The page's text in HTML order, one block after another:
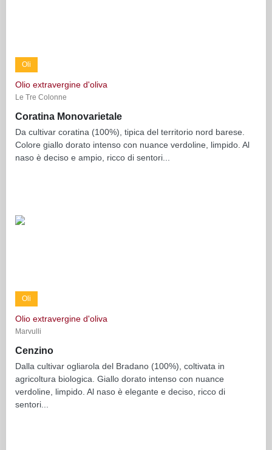
Oli
Olio extravergine d'oliva
Le Tre Colonne
Coratina Monovarietale
Da cultivar coratina (100%), tipica del territorio nord barese.
Colore giallo dorato intenso con nuance verdoline, limpido. Al
naso è deciso e ampio, ricco di sentori...
Oli
Olio extravergine d'oliva
Marvulli
Cenzino
Dalla cultivar ogliarola del Bradano (100%), coltivata in
agricoltura biologica. Giallo dorato intenso con nuance
verdoline, limpido. Al naso è elegante e deciso, ricco di
sentori...